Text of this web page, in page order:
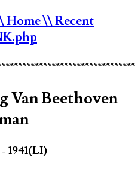
Home\\ Recent
Van Beethoven
1941(LI)